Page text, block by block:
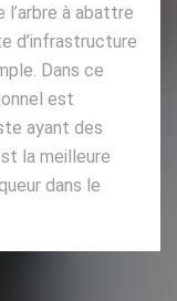
l’arbre à abattre
d’infrastructure
Dans ce
est
ayant des
la meilleure
dans le